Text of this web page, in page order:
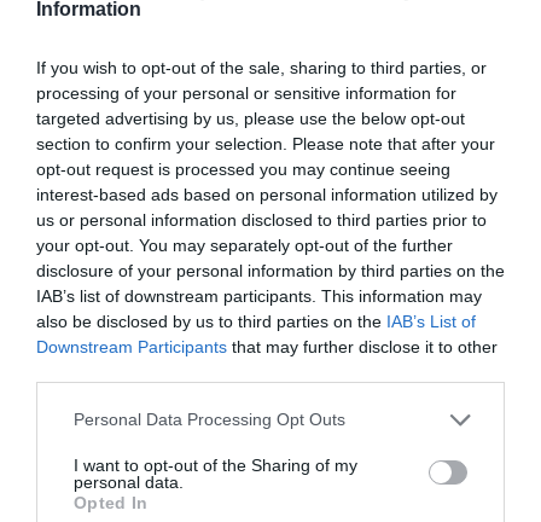
Information
If you wish to opt-out of the sale, sharing to third parties, or
processing of your personal or sensitive information for
targeted advertising by us, please use the below opt-out
section to confirm your selection. Please note that after your
opt-out request is processed you may continue seeing
interest-based ads based on personal information utilized by
us or personal information disclosed to third parties prior to
your opt-out. You may separately opt-out of the further
disclosure of your personal information by third parties on the
IAB’s list of downstream participants. This information may
also be disclosed by us to third parties on the IAB’s List of
Downstream Participants that may further disclose it to other
Personal Data Processing Opt Outs
I want to opt-out of the Sharing of my
personal data.
Opted In